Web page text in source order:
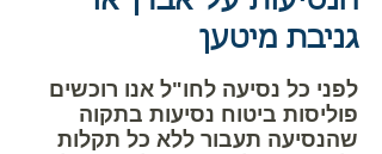
גניבת מיטען
לפני כל נסיעה לחו"ל אנו רוכשים
פוליסות ביטוח נסיעות בתקוה
שהנסיעה תעבור ללא כל תקלות